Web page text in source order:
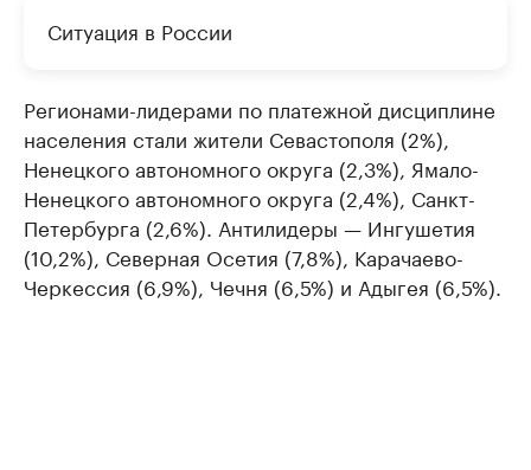
Ситуация в России
Регионами-лидерами по платежной дисциплине
населения стали жители Севастополя (2%),
Ненецкого автономного округа (2,3%), Ямало-
Ненецкого автономного округа (2,4%), Санкт-
Петербурга (2,6%). Антилидеры — Ингушетия
(10,2%), Северная Осетия (7,8%), Карачаево-
Черкессия (6,9%), Чечня (6,5%) и Адыгея (6,5%).